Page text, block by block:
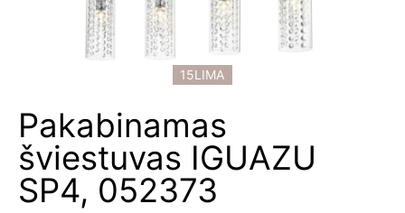
15LIMA
Pakabinamas
šviestuvas IGUAZU
SP4, 052373